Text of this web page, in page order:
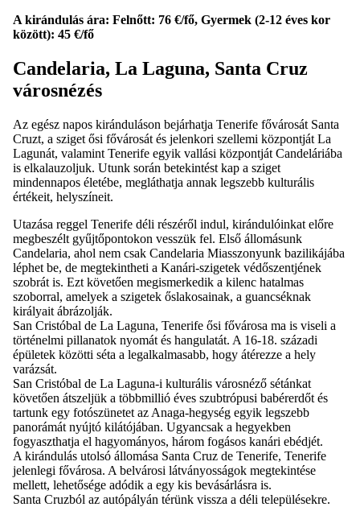
A kirándulás ára: Felnőtt: 76 €/fő, Gyermek (2-12 éves kor
között): 45 €/fő
Candelaria, La Laguna, Santa Cruz
városnézés
Az egész napos kiránduláson bejárhatja Tenerife fővárosát Santa
Cruzt, a sziget ősi fővárosát és jelenkori szellemi központját La
Lagunát, valamint Tenerife egyik vallási központját Candeláriába
is elkalauzoljuk. Utunk során betekintést kap a sziget
mindennapos életébe, megláthatja annak legszebb kulturális
értékeit, helyszíneit.
Utazása reggel Tenerife déli részéről indul, kirándulóinkat előre
megbeszélt gyűjtőpontokon vesszük fel. Első állomásunk
Candelaria, ahol nem csak Candelaria Miasszonyunk bazilikájába
léphet be, de megtekintheti a Kanári-szigetek védőszentjének
szobrát is. Ezt követően megismerkedik a kilenc hatalmas
szoborral, amelyek a szigetek őslakosainak, a guancséknak
királyait ábrázolják.
San Cristóbal de La Laguna, Tenerife ősi fővárosa ma is viseli a
történelmi pillanatok nyomát és hangulatát. A 16-18. századi
épületek közötti séta a legalkalmasabb, hogy átérezze a hely
varázsát.
San Cristóbal de La Laguna-i kulturális városnéző sétánkat
követően átszeljük a többmillió éves szubtrópusi babérerdőt és
tartunk egy fotószünetet az Anaga-hegység egyik legszebb
panorámát nyújtó kilátójában. Ugyancsak a hegyekben
fogyaszthatja el hagyományos, három fogásos kanári ebédjét.
A kirándulás utolsó állomása Santa Cruz de Tenerife, Tenerife
jelenlegi fővárosa. A belvárosi látványosságok megtekintése
mellett, lehetősége adódik a egy kis bevásárlásra is.
Santa Cruzból az autópályán térünk vissza a déli településekre.